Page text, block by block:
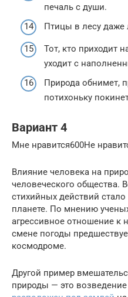
печаль с души.
Птицы в лесу даже
Тот, кто приходит
уходит с
Природа обнимет,
потихоньку
Вариант 4
Мне нравится600Не
Влияние человека на
человеческого общества.
стихийных действий
планете. По мнению
агрессивное отношение к
смене погоды
космодроме.
Другой пример
природы — это